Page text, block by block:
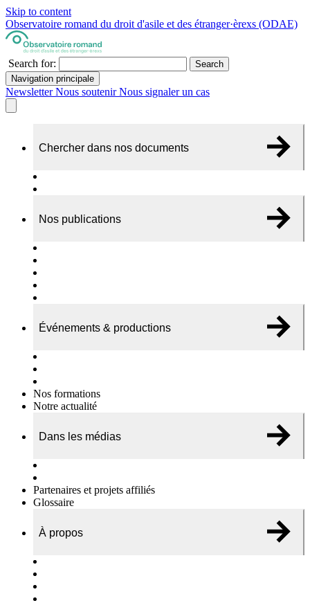
Skip to content
Observatoire romand du droit d'asile et des étranger·èrexs (ODAE)
Search for:
Search
Navigation principale
NewsletterNous soutenirNous signaler un cas
Chercher dans nos documents
Nos publications
Événements & productions
Nos formations
Notre actualité
Dans les médias
Partenaires et projets affiliés
Glossaire
À propos